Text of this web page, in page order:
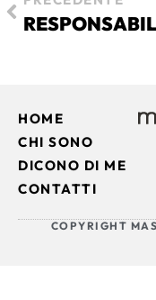
HOME
CHI SONO
DICONO DI ME
CONTATTI
COPYRIGHT